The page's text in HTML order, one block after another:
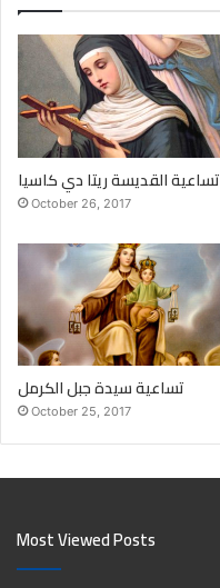
تساعية القديسة ريتا دي كاسيا
October 26, 2017
تساعية سيدة جبل الكرمل
October 25, 2017
Most Viewed Posts